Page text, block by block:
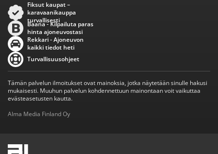
Fiksut kaupat –
karavaanikauppa
turvallisesti
Baana - Kilpailuta paras
hinta ajoneuvostasi
Rekkari - Ajoneuvon
kaikki tiedot heti
Turvallisuusohjeet
Tämän palvelun ilmoitukset ovat mainoksia, jotka näytetään sinulle hakusi
mukaisesti. Muuhun palvelun kohdennettuun mainontaan voit vaikuttaa
evästeasetusten kautta.
Alma Media Finland Oy